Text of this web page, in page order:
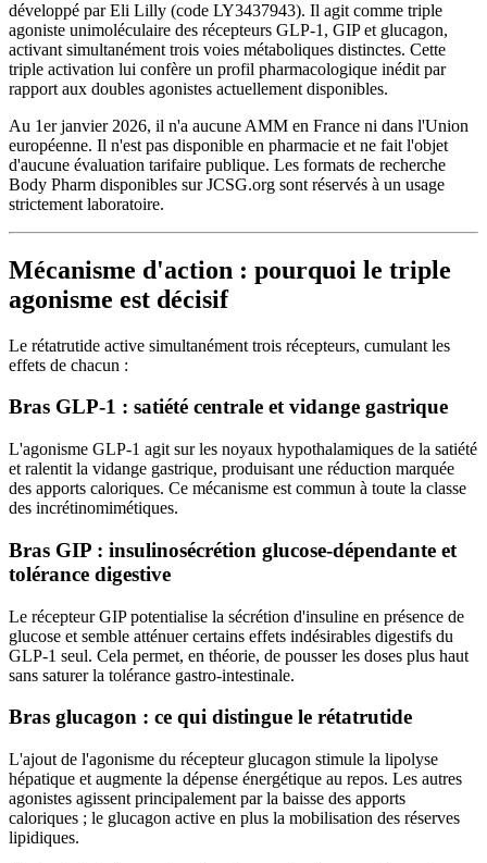
développé par Eli Lilly (code LY3437943). Il agit comme triple
agoniste unimoléculaire des récepteurs GLP-1, GIP et glucagon,
activant simultanément trois voies métaboliques distinctes. Cette
triple activation lui confère un profil pharmacologique inédit par
rapport aux doubles agonistes actuellement disponibles.
Au 1er janvier 2026, il n'a aucune AMM en France ni dans l'Union
européenne. Il n'est pas disponible en pharmacie et ne fait l'objet
d'aucune évaluation tarifaire publique. Les formats de recherche
Body Pharm disponibles sur JCSG.org sont réservés à un usage
strictement laboratoire.
Mécanisme d'action : pourquoi le triple
agonisme est décisif
Le rétatrutide active simultanément trois récepteurs, cumulant les
effets de chacun :
Bras GLP-1 : satiété centrale et vidange gastrique
L'agonisme GLP-1 agit sur les noyaux hypothalamiques de la satiété
et ralentit la vidange gastrique, produisant une réduction marquée
des apports caloriques. Ce mécanisme est commun à toute la classe
des incrétinomimétiques.
Bras GIP : insulinosécrétion glucose-dépendante et
tolérance digestive
Le récepteur GIP potentialise la sécrétion d'insuline en présence de
glucose et semble atténuer certains effets indésirables digestifs du
GLP-1 seul. Cela permet, en théorie, de pousser les doses plus haut
sans saturer la tolérance gastro-intestinale.
Bras glucagon : ce qui distingue le rétatrutide
L'ajout de l'agonisme du récepteur glucagon stimule la lipolyse
hépatique et augmente la dépense énergétique au repos. Les autres
agonistes agissent principalement par la baisse des apports
caloriques ; le glucagon active en plus la mobilisation des réserves
lipidiques.